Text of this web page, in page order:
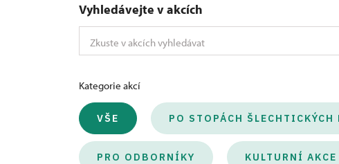
Vyhledávejte v akcích
Kategorie akcí
VŠE PO STOPÁCH ŠLECHTICKÝCH
PRO ODBORNÍKY KULTURNÍ AKCE